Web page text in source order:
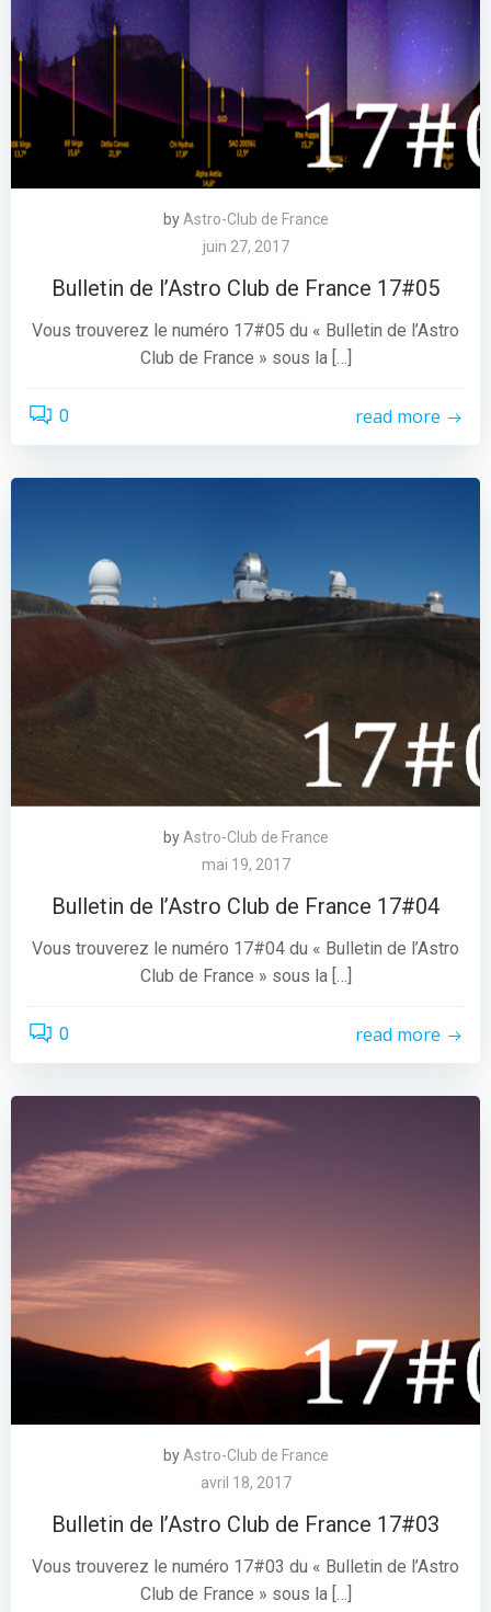
by Astro-Club de France
juin 27, 2017
Bulletin de l’Astro Club de France 17#05
Vous trouverez le numéro 17#05 du « Bulletin de l’Astro
Club de France » sous la […]
0 read more
by Astro-Club de France
mai 19, 2017
Bulletin de l’Astro Club de France 17#04
Vous trouverez le numéro 17#04 du « Bulletin de l’Astro
Club de France » sous la […]
0 read more
by Astro-Club de France
avril 18, 2017
Bulletin de l’Astro Club de France 17#03
Vous trouverez le numéro 17#03 du « Bulletin de l’Astro
Club de France » sous la […]